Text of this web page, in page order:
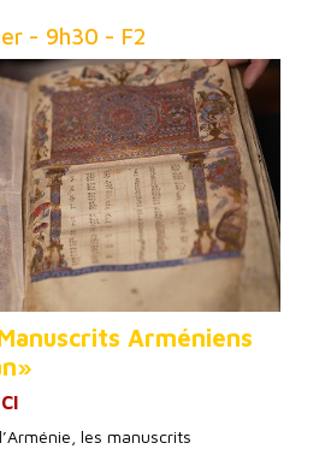
- 9h30 - F2
Arméniens
les manuscrits